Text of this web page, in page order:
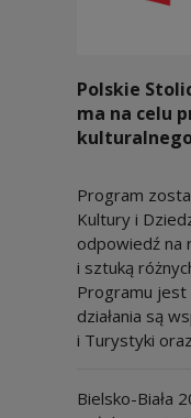
Polskie
ma na celu
Program
Kultury i
odpowiedź na
i sztuką
Programu jest
działania są
i Turystyki
Bielsko-Biała